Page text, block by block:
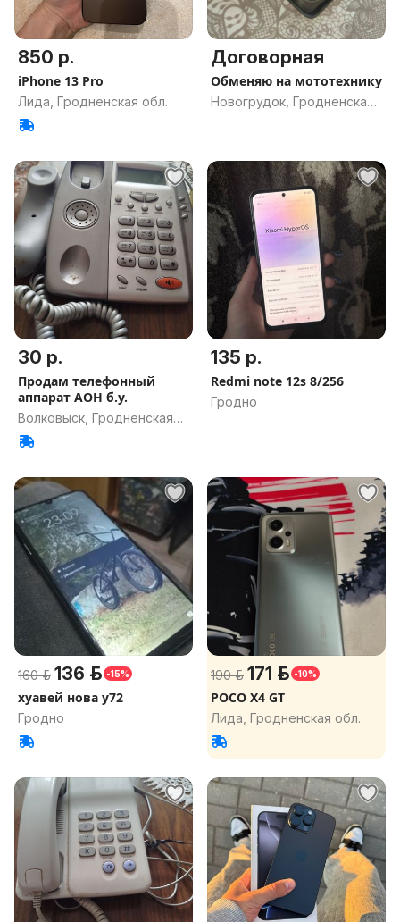
850 р.
iPhone 13 Pro
Лида, Гродненская обл.
Договорная
Обменяю на мототехнику
Новогрудок, Гродненская
30 р.
Продам телефонный
аппарат АОН б.у.
Волковыск, Гродненская
обл.
135 р.
Redmi note 12s 8/256
Гродно
160 р. 136 р. -15%
хуавей нова у72
Гродно
190 р. 171 р. -10%
РОСО X4 GT
Лида, Гродненская обл.